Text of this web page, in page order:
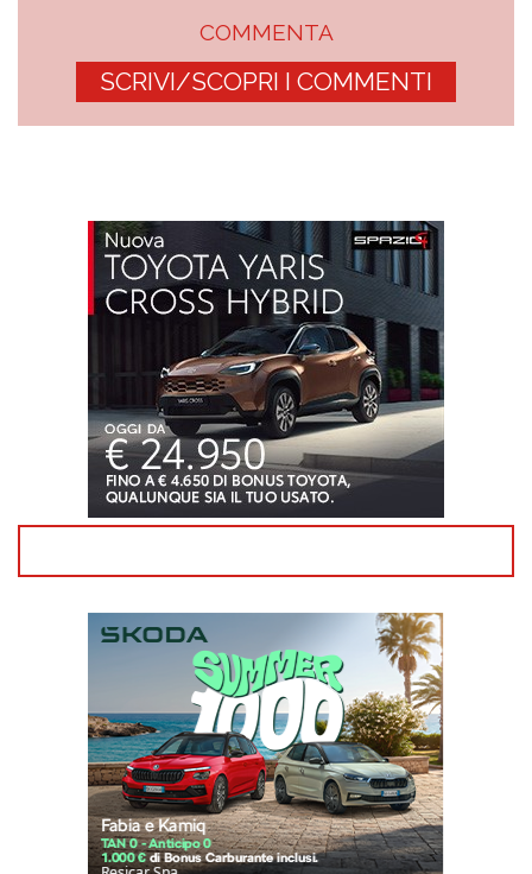
COMMENTA
SCRIVI/SCOPRI I COMMENTI